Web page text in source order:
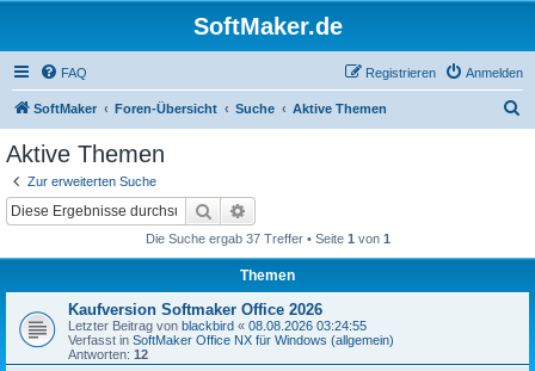
SoftMaker.de
FAQ Anmelden
Registrieren
SoftMaker Foren-Übersicht Suche Aktive Themen
Aktive Themen
Zur erweiterten Suche
Suche
Die Suche ergab 37 Treffer • Seite 1 von 1
Themen
Kaufversion Softmaker Office 2026
Letzter Beitrag von blackbird « 08.08.2026 03:24:55
Verfasst in SoftMaker Office NX für Windows (allgemein)
Antworten: 12